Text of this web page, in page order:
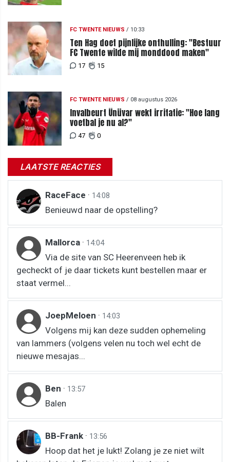
FC TWENTE NIEUWS / 10:33
Ten Hag doet pijnlijke onthulling: "Bestuur
FC Twente wilde mij monddood maken"
17 15
FC TWENTE NIEUWS / 08 augustus 2026
Invalbeurt Ünüvar wekt irritatie: "Hoe lang
voetbal je nu al?"
47 0
LAATSTE REACTIES
RaceFace · 14:08
Benieuwd naar de opstelling?
Mallorca · 14:04
Via de site van SC Heerenveen heb ik
gecheckt of je daar tickets kunt bestellen maar er
staat vermel...
JoepMeloen · 14:03
Volgens mij kan deze sudden ophemeling
van lammers (volgens velen nu toch wel echt de
nieuwe mesajas...
Ben · 13:57
Balen
BB-Frank · 13:56
Hoop dat het je lukt! Zolang je ze niet wilt